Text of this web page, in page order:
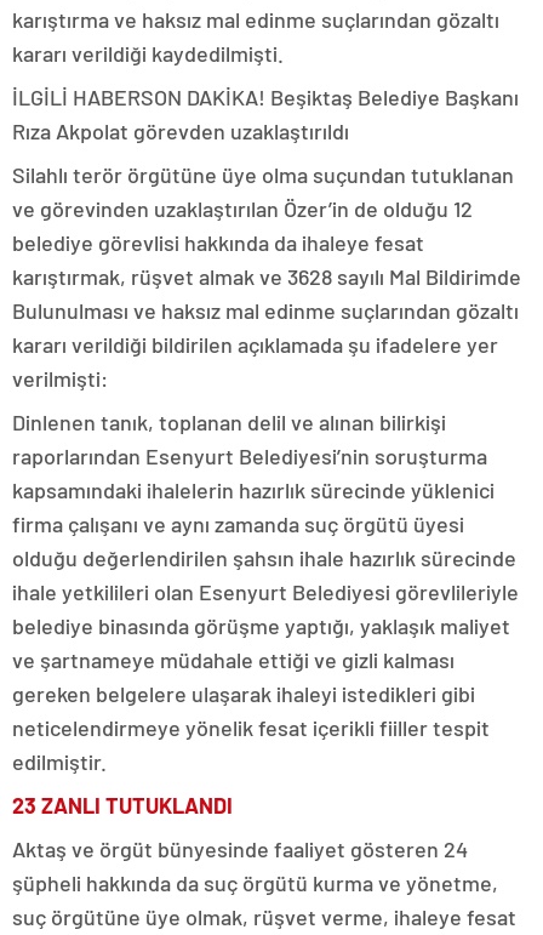
karıştırma ve haksız mal edinme suçlarından gözaltı
kararı verildiği kaydedilmişti.
İLGİLİ HABERSON DAKİKA! Beşiktaş Belediye Başkanı
Rıza Akpolat görevden uzaklaştırıldı
Silahlı terör örgütüne üye olma suçundan tutuklanan
ve görevinden uzaklaştırılan Özer’in de olduğu 12
belediye görevlisi hakkında da ihaleye fesat
karıştırmak, rüşvet almak ve 3628 sayılı Mal Bildirimde
Bulunulması ve haksız mal edinme suçlarından gözaltı
kararı verildiği bildirilen açıklamada şu ifadelere yer
verilmişti:
Dinlenen tanık, toplanan delil ve alınan bilirkişi
raporlarından Esenyurt Belediyesi’nin soruşturma
kapsamındaki ihalelerin hazırlık sürecinde yüklenici
firma çalışanı ve aynı zamanda suç örgütü üyesi
olduğu değerlendirilen şahsın ihale hazırlık sürecinde
ihale yetkilileri olan Esenyurt Belediyesi görevlileriyle
belediye binasında görüşme yaptığı, yaklaşık maliyet
ve şartnameye müdahale ettiği ve gizli kalması
gereken belgelere ulaşarak ihaleyi istedikleri gibi
neticelendirmeye yönelik fesat içerikli fiiller tespit
edilmiştir.
23 ZANLI TUTUKLANDI
Aktaş ve örgüt bünyesinde faaliyet gösteren 24
şüpheli hakkında da suç örgütü kurma ve yönetme,
suç örgütüne üye olmak, rüşvet verme, ihaleye fesat